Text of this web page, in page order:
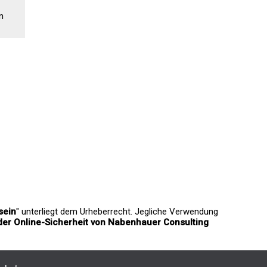
" unterliegt dem Urheberrecht. Jegliche Verwendung
Online-Sicherheit von Nabenhauer Consulting